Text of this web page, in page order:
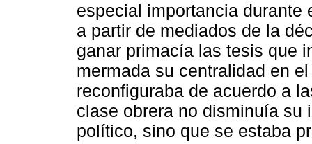
especial importancia durante
a partir de mediados de la
ganar primacía las tesis que
mermada su centralidad en
reconfiguraba de acuerdo a
clase obrera no disminuía su
político, sino que se estaba